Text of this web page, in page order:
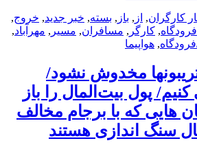
کارگران, از , باز , بسته, خبر جدید, خروج,
فرودگاه, کارگر , مسافران, مسیر , مهرآباد,
, هواپیما
مخدوش نشود/
پول بیت‌المال را باز
هایی که با برجام مخالف
سنگ اندازی هستند